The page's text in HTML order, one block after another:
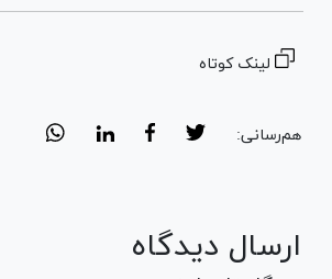
لینک کوتاه
هم‌رسانی:
ارسال دیدگاه